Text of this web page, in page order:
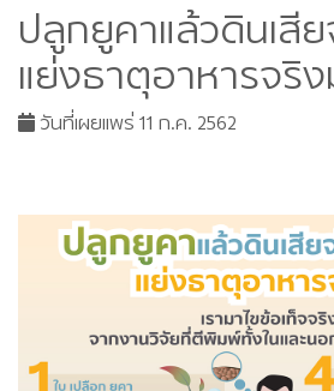
ปลูกยูคาแล้วดินเสี
แย่งธาตุอาหารจริ
วันที่เผยแพร่ 11 ก.ค. 2562